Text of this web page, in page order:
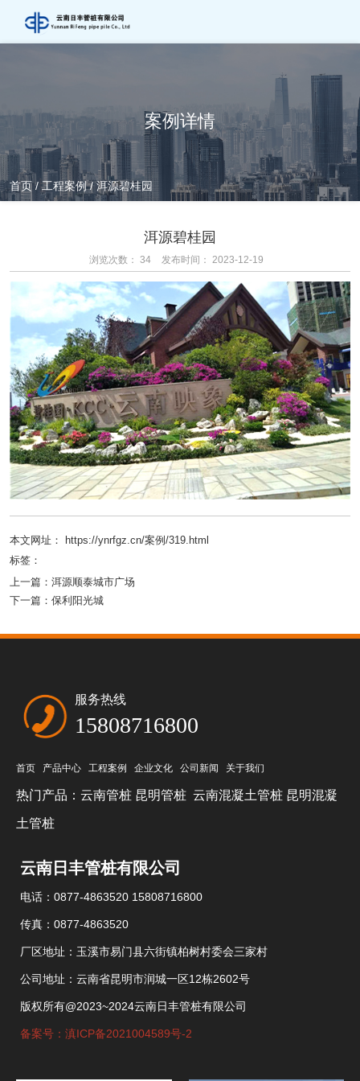
案例详情
首页/工程案例 /洱源碧桂园
洱源碧桂园
浏览次数： 34 发布时间： 2023-12-19
本文网址： https://ynrfgz.cn/案例/319.html
标签：
上一篇： 洱源顺泰城市广场
下一篇： 保利阳光城
服务热线
15808716800
首页 产品中心 工程案例 企业文化 公司新闻 关于我们
热门产品： 云南管桩 昆明管桩 云南混凝土管桩 昆明混凝
土管桩
云南日丰管桩有限公司
电话：0877-4863520 15808716800
传真：0877-4863520
厂区地址：玉溪市易门县六街镇柏树村委会三家村
公司地址：云南省昆明市润城一区12栋2602号
版权所有@2023~2024云南日丰管桩有限公司
备案号：滇ICP备2021004589号-2